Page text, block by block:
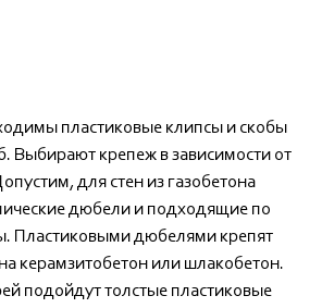
пластиковые клипсы и скобы
Выбирают крепеж в зависимости от
для стен из газобетона
дюбели и подходящие по
Пластиковыми дюбелями крепят
керамзитобетон или шлакобетон.
подойдут толстые пластиковые